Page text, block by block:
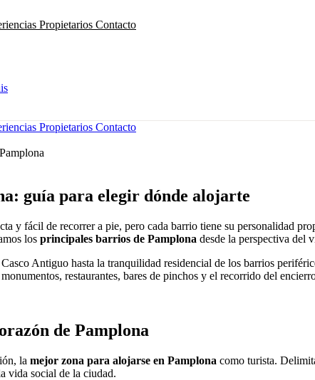
Propietarios Contacto
Propietarios Contacto
guía para elegir dónde alojarte
y fácil de recorrer a pie, pero cada barrio tiene su personalidad
los principales barrios de Pamplona desde la perspectiva del
Antiguo hasta la tranquilidad residencial de los barrios
monumentos, restaurantes, bares de pinchos y el recorrido del
de Pamplona
la mejor zona para alojarse en Pamplona como turista.
vida social de la ciudad.